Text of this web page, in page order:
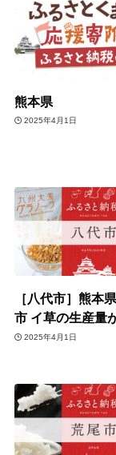
熊本県
2025年4月1日
［八代市］熊本
市 イ草の生産量
2025年4月1日